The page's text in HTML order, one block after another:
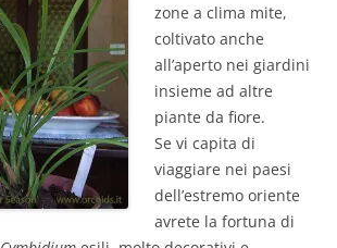
zone a clima mite,
coltivato anche
all’aperto nei giardini
insieme ad altre
piante da fiore.
Se vi capita di
viaggiare nei paesi
dell’estremo oriente
avrete la fortuna di